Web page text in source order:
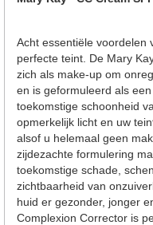
Acht essentiële voordelen
perfecte teint. De Mary
zich als make-up om
en is geformuleerd als
toekomstige schoonheid
opmerkelijk licht en uw
alsof u helemaal geen
zijdezachte formulering
toekomstige schade,
zichtbaarheid van
huid er gezonder, jonger
Complexion Corrector is